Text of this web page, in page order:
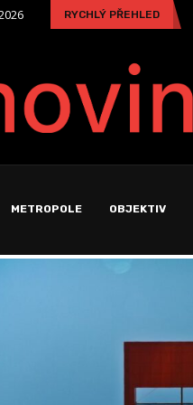
RYCHLÝ PŘEHLED
METROPOLE OBJEKTIV